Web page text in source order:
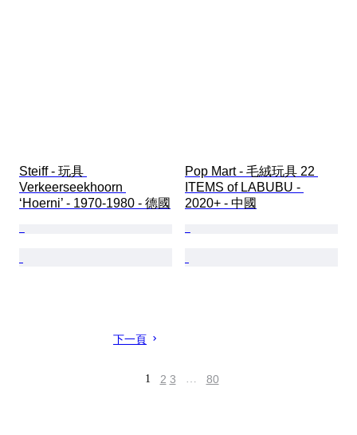
Steiff - 玩具
Verkeerseekhoorn
‘Hoerni’ - 1970-1980 - 德國
Pop Mart - 毛絨玩具 22
ITEMS of LABUBU -
2020+ - 中國
下一頁
1 2 3 … 80